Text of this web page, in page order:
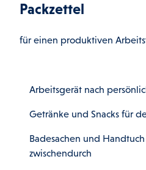
Packzettel
für einen produktiven
Arbeitsgerät nach
Getränke und Snacks für
Badesachen und
zwischendurch